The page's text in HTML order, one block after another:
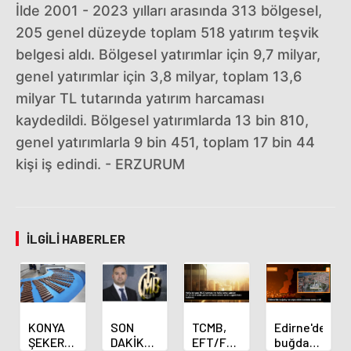
İlde 2001 - 2023 yılları arasında 313 bölgesel,
205 genel düzeyde toplam 518 yatırım teşvik
belgesi aldı. Bölgesel yatırımlar için 9,7 milyar,
genel yatırımlar için 3,8 milyar, toplam 13,6
milyar TL tutarında yatırım harcaması
kaydedildi. Bölgesel yatırımlarda 13 bin 810,
genel yatırımlarla 9 bin 451, toplam 17 bin 44
kişi iş edindi. - ERZURUM
İLGILI HABERLER
KONYA
ŞEKER
SON
DAKİKA
TCMB,
EFT/FAST
Edirne'de
buğday